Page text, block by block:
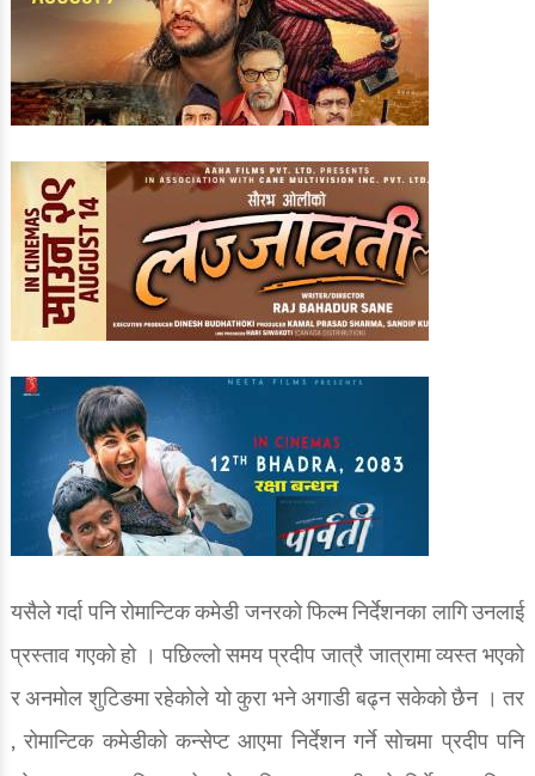
यसैले गर्दा पनि रोमान्टिक कमेडी जनरको फिल्म निर्देशनका लागि उनलाई
प्रस्ताव गएको हो । पछिल्लो समय प्रदीप जात्रै जात्रामा व्यस्त भएको
र अनमोल शुटिङमा रहेकोले यो कुरा भने अगाडी बढ्न सकेको छैन । तर
, रोमान्टिक कमेडीको कन्सेप्ट आएमा निर्देशन गर्ने सोचमा प्रदीप पनि